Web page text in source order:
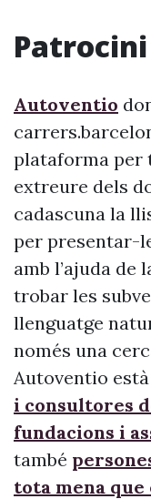
Patrocini
Autoventio
plataforma per
extreure dels
cadascuna la
per presentar-
amb l’ajuda de
trobar les
llenguatge
només una
Autoventio
i consultores
fundacions i
també
tota mena